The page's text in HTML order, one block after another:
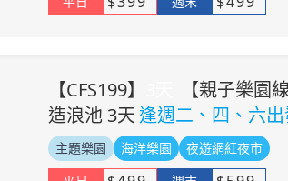
【CFS199】
【親子樂園
造浪池 3天逢週二、四、六出
主題樂園 海洋樂園
夜遊網紅夜市